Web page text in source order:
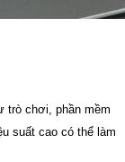
trò chơi, phần mềm
suất cao có thể làm